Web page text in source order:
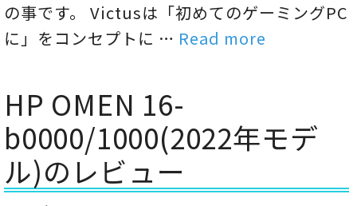
の事です。 Victusは「初めてのゲーミングPC
に」をコンセプトに … Read more
HP OMEN 16-
b0000/1000(2022年モデ
ル)のレビュー